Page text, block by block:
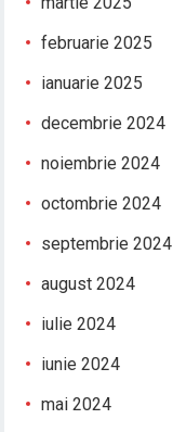
februarie 2025
ianuarie 2025
decembrie 2024
noiembrie 2024
octombrie 2024
septembrie 2024
august 2024
iulie 2024
iunie 2024
mai 2024